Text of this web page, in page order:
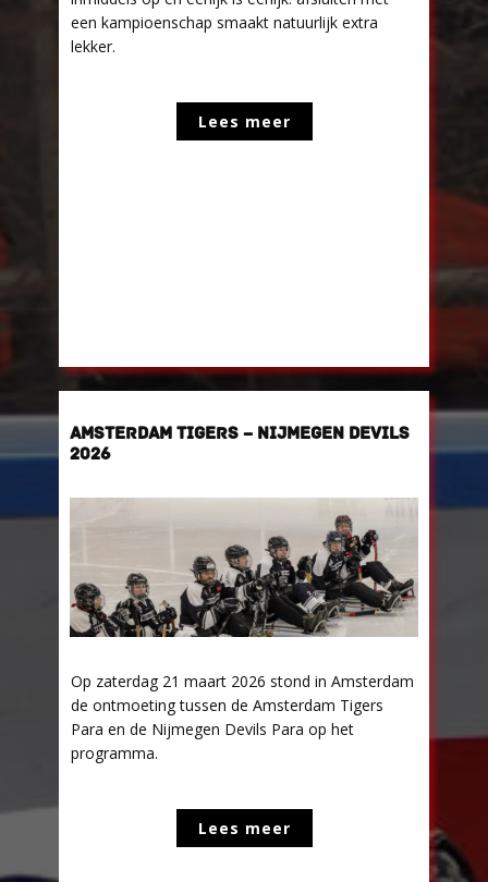
een kampioenschap smaakt natuurlijk extra
lekker.
Lees meer
AMSTERDAM TIGERS – NIJMEGEN DEVILS
2026
Op zaterdag 21 maart 2026 stond in Amsterdam
de ontmoeting tussen de Amsterdam Tigers
Para en de Nijmegen Devils Para op het
programma.
Lees meer